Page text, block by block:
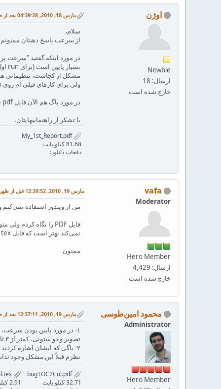
اوژن
Newbie
ارسال: 18
خارج شده است
مارس 18, 2010, 04:39:28 بعد از ظهر
سلام،
از سرعت پاسخ دهیتان
ولی برای کارهای قبلی ام روی MikTex به سختی شاید run گرفتنم به 1 ثانیه میکشید (البته run اولیه معمولاً کمی بیشتر طول میکشید، شاید 10 ثانیه). ممنون میشوم راهنماییم کنید.
در مورد باگ هم الآن فایل pdf خودم را برایتان ضمیمه کرده ام.
با تشکر از راهنماییهایتان.
My_1st_Report.pdf
81.68 کیلو بایت
دفعات دانلود:
vafa
Moderator
Hero Member
ارسال: 4,429
خارج شده است
مارس 19, 2010, 12:39:52 قبل از ظهر
من از ویندوز استفاده نمی‌کنم ولی در
نمی‌کند بهتر است که فایل tex و فایل log خود را بفرستید.
ممنون
محمود امین‌طوسی
Administrator
Hero Member
مارس 19, 2010, 12:37:11 بعد از ظهر
۱- در مورد پایین بودن سرعت، به نظر من هم سرعت پردازش با xelatex از latex کمتر است، ولی در دستگاه من (QUAD 1.
تصویر و دو ستونی، کمتر از ۳ ثانیه طول می‌کشد.
نظرم قبلاً این مشکل وجود
bugTOC2Col.pdf
32.71 کیلو بایت
2.91 کیلو بایت